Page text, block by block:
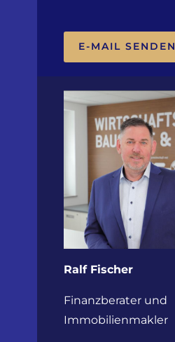
E-MAIL SENDEN
Ralf Fischer
Finanzberater und
Immobilienmakler